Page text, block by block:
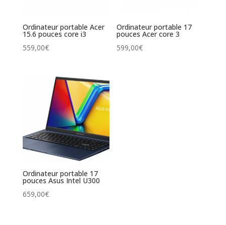
Ordinateur portable Acer
15.6 pouces core i3
559,00€
Ordinateur portable 17
pouces Acer core 3
599,00€
Ordinateur portable 17
pouces Asus Intel U300
659,00€